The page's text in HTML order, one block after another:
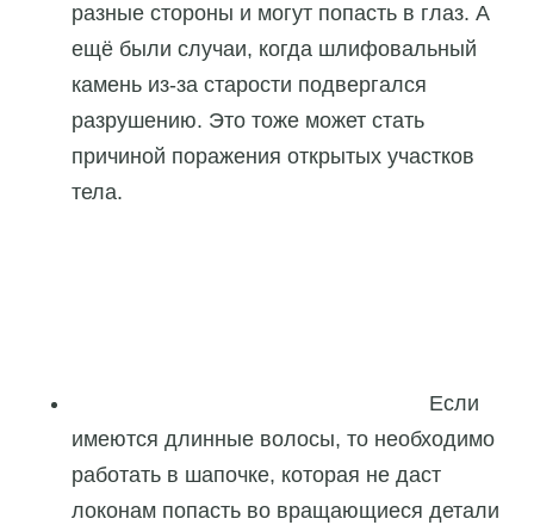
разные стороны и могут попасть в глаз. А
ещё были случаи, когда шлифовальный
камень из-за старости подвергался
разрушению. Это тоже может стать
причиной поражения открытых участков
тела.
Если
имеются длинные волосы, то необходимо
работать в шапочке, которая не даст
локонам попасть во вращающиеся детали